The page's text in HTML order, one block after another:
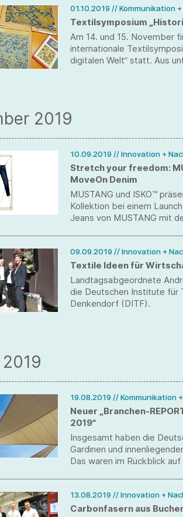
01.10.2019 // Kommunikation +
Textilsymposium
Am 14. und 15. November
internationale
digitalen Welt“ statt. Aus
Reutlingen, die der Leibarzt
2019
10.09.2019 // Innovation +
Stretch your freedom:
MoveOn Denim
MUSTANG und ISKO™
Kollektion bei einem
Jeans von MUSTANG mit
09.09.2019 // Innovation +
Textile Ideen für
Landtagsabgeordnete
die Deutschen Institute für
Denkendorf (DITF).
19.08.2019 // Kommunikation
Neuer „Branchen-
2019“
Insgesamt haben die
Gardinen und
Das waren im Rückblick
erschienenen Studie
Sonnenschutz 2019“ fest.
13.08.2019 // Innovation +
Carbonfasern aus